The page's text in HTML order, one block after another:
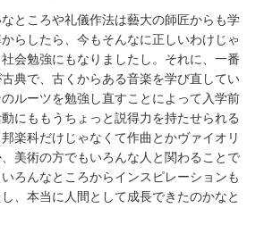
ところや礼儀作法は藝大の師匠からも学
らしたら、今もそんなに正しいわけじゃ
会勉強にもなりましたし。それに、一番
典で、古くからある音楽を学び直してい
ルーツを勉強し直すことによって入学前
にももうちょっと説得力を持たせられる
楽科だけじゃなくて作曲とかヴァイオリ
美術の方でもいろんな人と関わることで
ろんなところからインスピレーションも
、本当に人間として成長できたのかなと